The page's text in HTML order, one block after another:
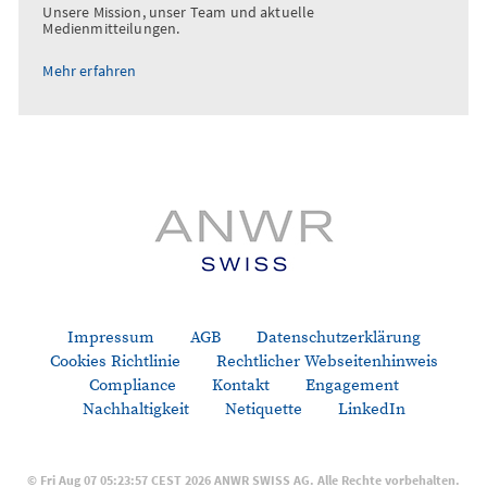
Unsere Mission, unser Team und aktuelle
Medienmitteilungen.
Mehr erfahren
Impressum AGB
Datenschutzerklärung
Cookies Richtlinie
Rechtlicher Webseitenhinweis
Compliance
Kontakt
Engagement
Nachhaltigkeit
Netiquette LinkedIn
© Fri Aug 07 05:23:57 CEST 2026 ANWR SWISS AG. Alle Rechte vorbehalten.